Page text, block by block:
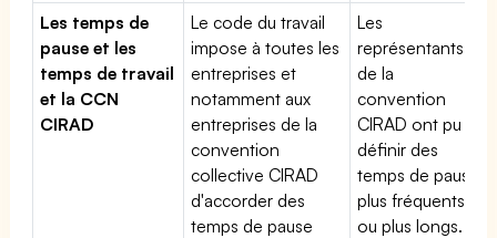
Les temps de
pause et les
temps de travail
et la CCN
CIRAD
Le code du travail
impose à toutes les
entreprises et
notamment aux
entreprises de la
convention
collective CIRAD
d'accorder des
temps de pause
Les
représentants
de la
convention
CIRAD ont pu
définir des
temps de pause
plus fréquents
ou plus longs.